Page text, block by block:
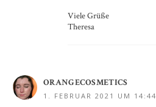
Viele Grüße
Theresa
ORANGECOSMETICS
1. FEBRUAR 2021 UM 14:44